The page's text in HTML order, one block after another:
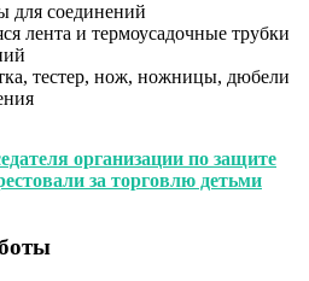
соединений
лента и термоусадочные трубки
тестер, нож, ножницы, дюбели
организации по защите
за торговлю детьми